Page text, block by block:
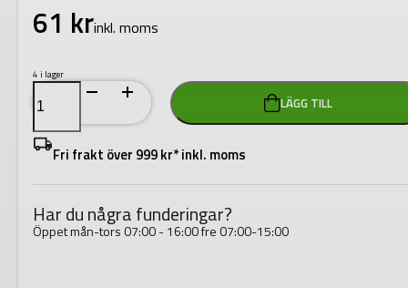
61 krinkl. moms
4 i lager
Blocknyckel
14x180mm
mängd
LÄGG TILL
Fri frakt över 999 kr* inkl. moms
Har du några funderingar?
Öppet mån-tors 07:00 - 16:00 fre 07:00-15:00